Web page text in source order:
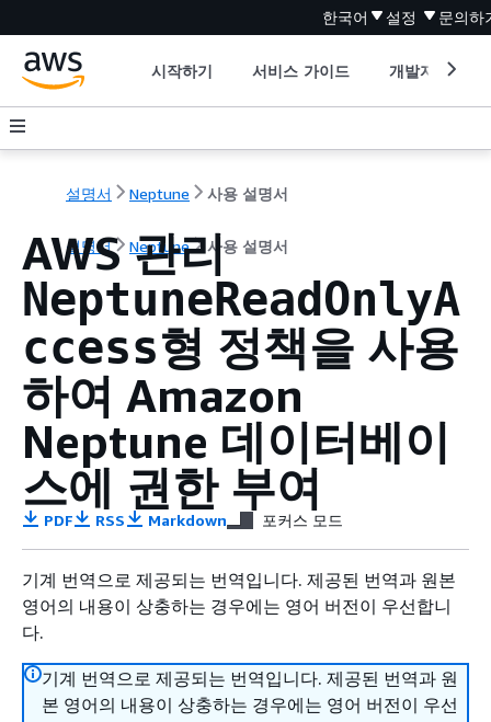
한국어 설정 문의하
시작하기 서비스 가이드 개발자 도구
설명서 Neptune 사용 설명서
설명서 Neptune 사용 설명서
AWS 관리
NeptuneReadOnlyA
ccess형 정책을 사용
하여 Amazon
Neptune 데이터베이
스에 권한 부여
PDF RSS Markdown 포커스 모드
기계 번역으로 제공되는 번역입니다. 제공된 번역과 원본
영어의 내용이 상충하는 경우에는 영어 버전이 우선합니
다.
기계 번역으로 제공되는 번역입니다. 제공된 번역과 원
본 영어의 내용이 상충하는 경우에는 영어 버전이 우선